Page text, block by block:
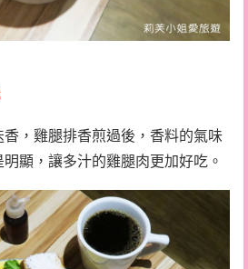
，雞腿排香煎過後，香料的氣味
顯，讓多汁的雞腿肉更加好吃。